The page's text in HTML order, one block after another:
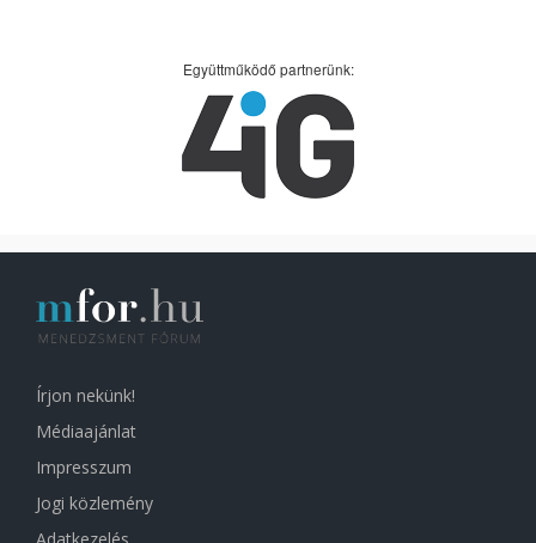
Együttműködő partnerünk:
Írjon nekünk!
Médiaajánlat
Impresszum
Jogi közlemény